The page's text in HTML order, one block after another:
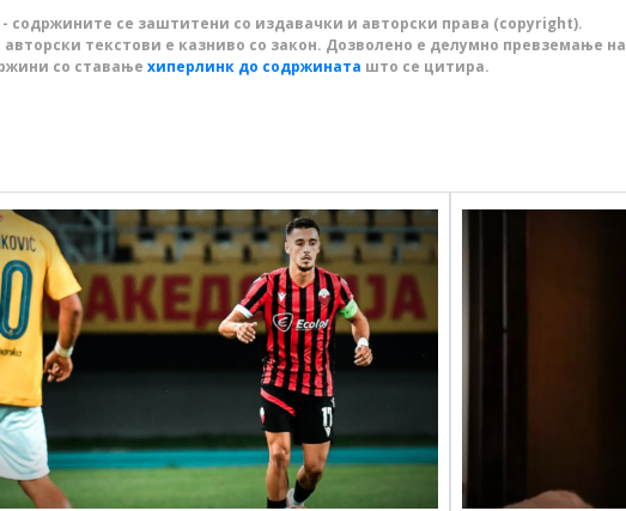
- содржините се заштитени со издавачки и авторски права (copyright).
текстови е казниво со закон. Дозволено е делумно превземање на
со ставање хиперлинк до содржината што се цитира.